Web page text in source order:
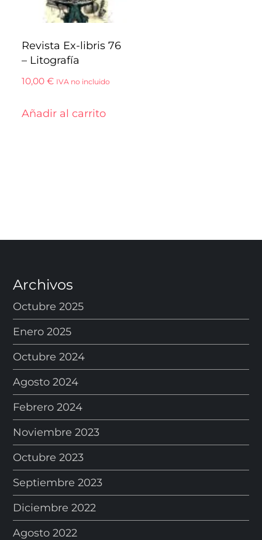
Revista Ex-libris 76
– Litografía
10,00€ IVA no incluido
Añadir al carrito
Archivos
Octubre 2025
Enero 2025
Octubre 2024
Agosto 2024
Febrero 2024
Noviembre 2023
Octubre 2023
Septiembre 2023
Diciembre 2022
Agosto 2022